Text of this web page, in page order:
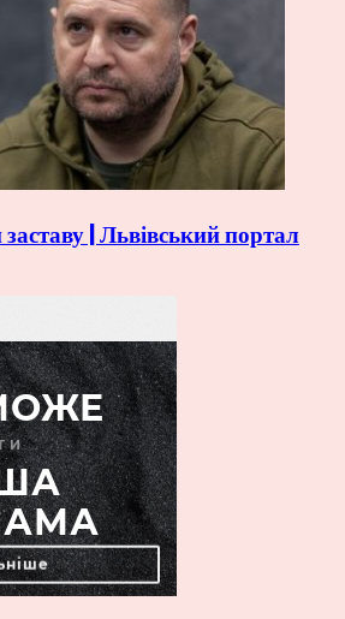
| Львівський портал